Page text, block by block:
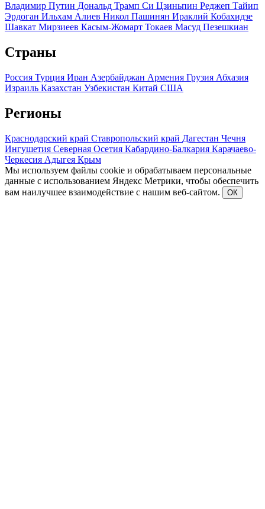
Владимир Путин Дональд Трамп Си Цзиньпин Реджеп Тайип
Эрдоган Ильхам Алиев Никол Пашинян Ираклий Кобахидзе
Шавкат Мирзиеев Касым-Жомарт Токаев Масуд Пезешкиан
Страны
Россия Турция Иран Азербайджан Армения Грузия Абхазия
Израиль Казахстан Узбекистан Китай США
Регионы
Краснодарский край Ставропольский край Дагестан Чечня
Ингушетия Северная Осетия Кабардино-Балкария Карачаево-
Черкесия Адыгея Крым
Мы используем файлы cookie и обрабатываем персональные
данные с использованием Яндекс Метрики, чтобы обеспечить
вам наилучшее взаимодействие с нашим веб-сайтом.
ОК